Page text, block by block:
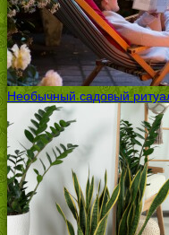
Необычный садовый